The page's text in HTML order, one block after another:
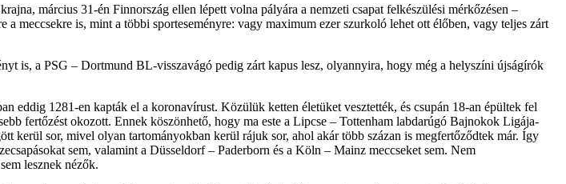
március 31-én Finnország ellen lépett volna pályára a nemzeti csapat felkészülési mérkőzésen –
meccsekre is, mint a többi sporteseményre: vagy maximum ezer szurkoló lehet ott élőben, vagy teljes zárt
is, a PSG – Dortmund BL-visszavágó pedig zárt kapus lesz, olyannyira, hogy még a helyszíni újságírók
eddig 1281-en kapták el a koronavírust. Közülük ketten életüket vesztették, és csupán 18-an épültek fel
fertőzést okozott. Ennek köszönhető, hogy ma este a Lipcse – Tottenham labdarúgó Bajnokok Ligája-
kerül sor, mivel olyan tartományokban kerül rájuk sor, ahol akár több százan is megfertőződtek már. Így
sem, valamint a Düsseldorf – Paderborn és a Köln – Mainz meccseket sem. Nem
lesznek nézők.